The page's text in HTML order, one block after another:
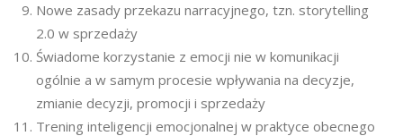
Nowe zasady przekazu narracyjnego, tzn. storytelling
2.0 w sprzedaży
Świadome korzystanie z emocji nie w komunikacji
ogólnie a w samym procesie wpływania na decyzje,
zmianie decyzji, promocji i sprzedaży
Trening inteligencji emocjonalnej w praktyce obecnego